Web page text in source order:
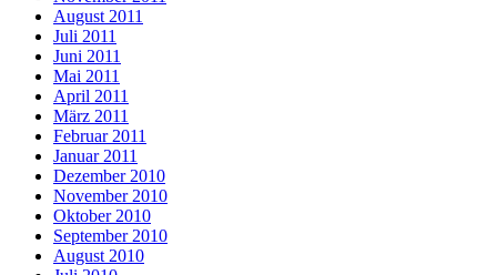
August 2011
Juli 2011
Juni 2011
Mai 2011
April 2011
März 2011
Februar 2011
Januar 2011
Dezember 2010
November 2010
Oktober 2010
September 2010
August 2010